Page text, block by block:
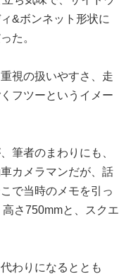
&ボンネット形状に
た。
視の扱いやすさ、走
フツーというイメー
筆者のまわりにも、
カメラマンだが、話
で当時のメモを引っ
さ750mmと、スクエ
わりになるととも